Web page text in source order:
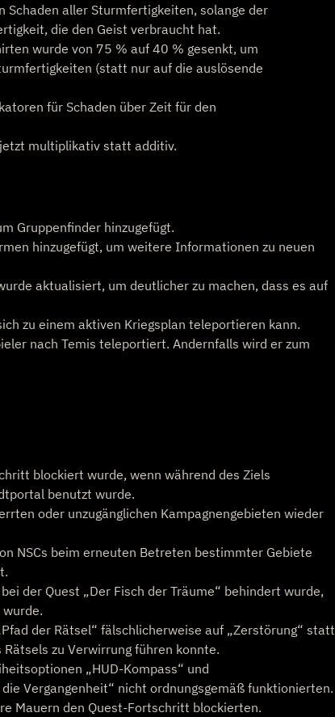
Schaden aller Sturmfertigkeiten, solange der
die den Geist verbraucht hat.
wurde von 75 % auf 40 % gesenkt, um
(statt nur auf die auslösende
für Schaden über Zeit für den
multiplikativ statt additiv.
Gruppenfinder hinzugefügt.
hinzugefügt, um weitere Informationen zu neuen
aktualisiert, um deutlicher zu machen, dass es auf
zu einem aktiven Kriegsplan teleportieren kann.
nach Temis teleportiert. Andernfalls wird er zum
blockiert wurde, wenn während des Ziels
benutzt wurde.
oder unzugänglichen Kampagnengebieten wieder
NSCs beim erneuten Betreten bestimmter Gebiete
der Quest „Der Fisch der Träume“ behindert wurde,
der Rätsel“ fälschlicherweise auf „Zerstörung“ statt
zu Verwirrung führen konnte.
„HUD-Kompass“ und
Vergangenheit“ nicht ordnungsgemäß funktionierten.
Mauern den Quest-Fortschritt blockierten.